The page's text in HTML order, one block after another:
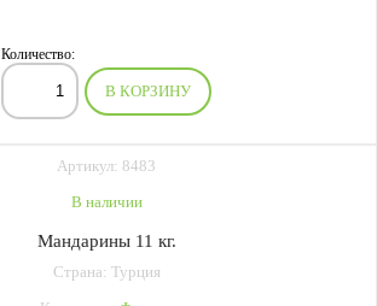
Количество:
В КОРЗИНУ
Артикул: 8483
В наличии
Мандарины 11 кг.
Страна: Турция